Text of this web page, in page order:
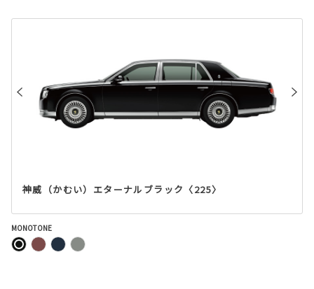
神威（かむい）エターナルブラック〈225〉
MONOTONE